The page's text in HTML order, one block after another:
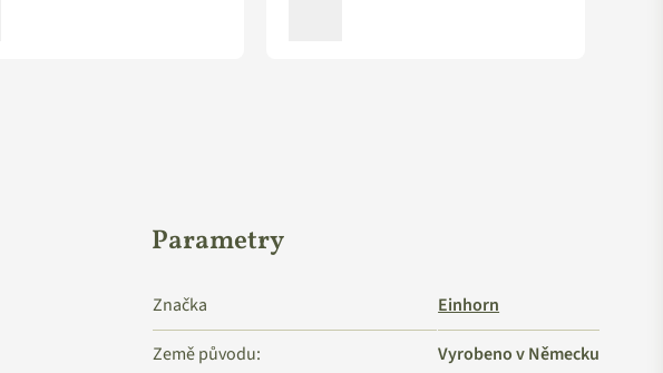
Parametry
Značka
Einhorn
Země původu:
Vyrobeno v Německu